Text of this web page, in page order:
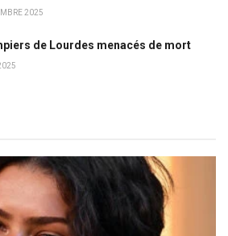
2025
de Lourdes menacés de mort